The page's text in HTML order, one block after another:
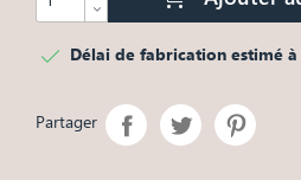
 Délai de fabrication estimé
Partager